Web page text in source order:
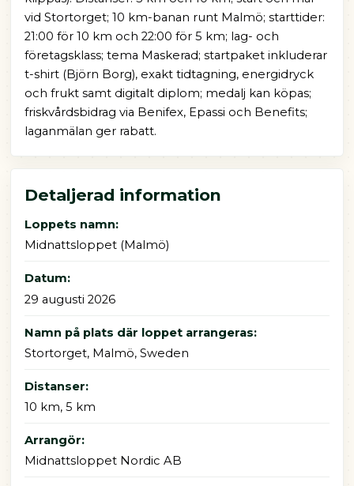
vid Stortorget; 10 km-banan runt Malmö; starttider:
21:00 för 10 km och 22:00 för 5 km; lag- och
företagsklass; tema Maskerad; startpaket inkluderar
t-shirt (Björn Borg), exakt tidtagning, energidryck
och frukt samt digitalt diplom; medalj kan köpas;
friskvårdsbidrag via Benifex, Epassi och Benefits;
laganmälan ger rabatt.
Detaljerad information
Loppets namn:
Midnattsloppet (Malmö)
Datum:
29 augusti 2026
Namn på plats där loppet arrangeras:
Stortorget, Malmö, Sweden
Distanser:
10 km, 5 km
Arrangör:
Midnattsloppet Nordic AB